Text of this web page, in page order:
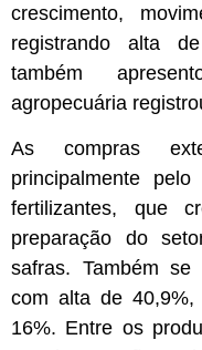
crescimento,
registrando alta
também
agropecuária
As compras
principalmente
fertilizantes, que
preparação do
safras. Também
com alta de
16%. Entre os